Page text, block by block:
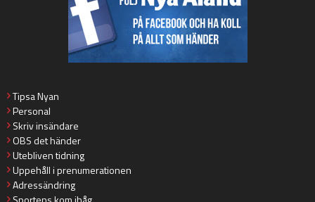
Tipsa Nyan
Personal
Skriv insändare
OBS det händer
Utebliven tidning
Uppehåll i prenumerationen
Adressändring